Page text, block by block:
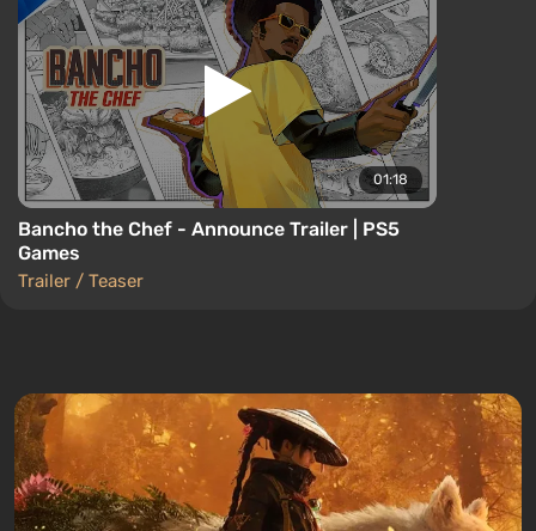
01:18
Bancho the Chef - Announce Trailer | PS5
Games
Trailer / Teaser